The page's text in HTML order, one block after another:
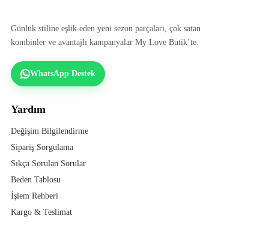
Günlük stiline eşlik eden yeni sezon parçaları, çok satan
kombinler ve avantajlı kampanyalar My Love Butik’te.
WhatsApp Destek
Yardım
Değişim Bilgilendirme
Sipariş Sorgulama
Sıkça Sorulan Sorular
Beden Tablosu
İşlem Rehberi
Kargo & Teslimat